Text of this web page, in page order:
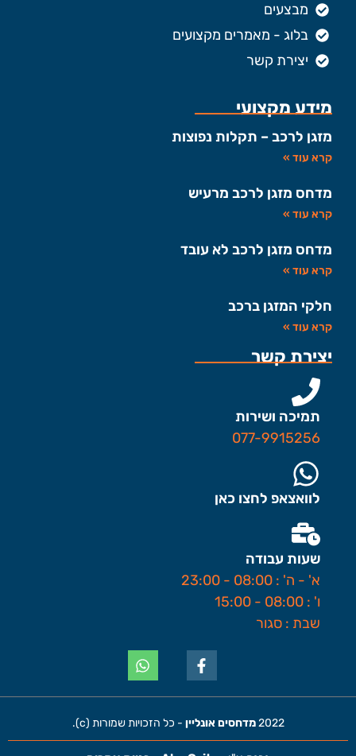
מבצעים
בלוג - מאמרים מקצועים
יצירת קשר
מידע מקצועי
מזגן לרכב – תקלות נפוצות
קרא עוד »
מדחס מזגן לרכב מרעיש
קרא עוד »
מדחס מזגן לרכב לא עובד
קרא עוד »
חלקי המזגן ברכב
קרא עוד »
יצירת קשר
תמיכה ושירות
077-9915256
לוואצאפ לחצו כאן
שעות עבודה
א' - ה' : 08:00 - 23:00
ו' : 08:00 - 15:00
שבת : סגור
2022 מדחסים אונליין - כל הזכויות שמורות (c).